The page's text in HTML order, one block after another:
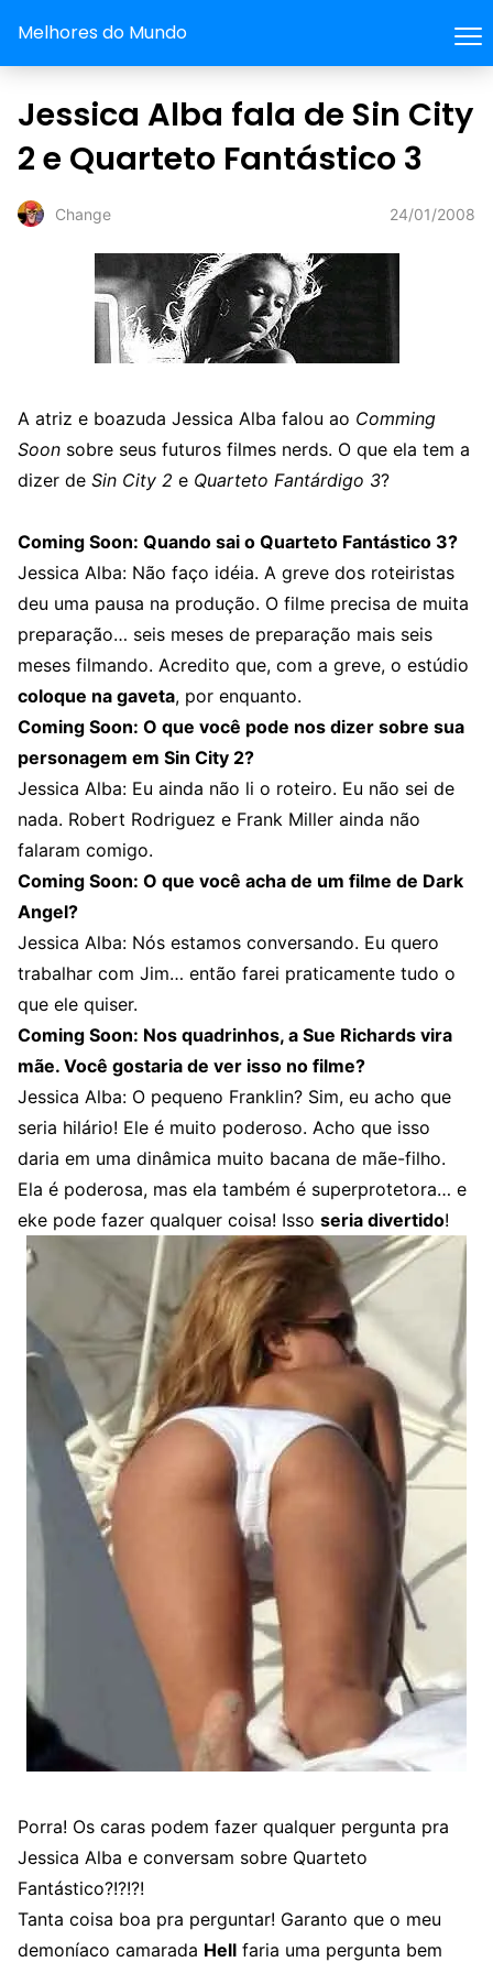
Melhores do Mundo
Jessica Alba fala de Sin City
2 e Quarteto Fantástico 3
Change 24/01/2008
A atriz e boazuda Jessica Alba falou ao Comming
Soon sobre seus futuros filmes nerds. O que ela tem a
dizer de Sin City 2 e Quarteto Fantárdigo 3?
Coming Soon: Quando sai o Quarteto Fantástico 3?
Jessica Alba: Não faço idéia. A greve dos roteiristas
deu uma pausa na produção. O filme precisa de muita
preparação… seis meses de preparação mais seis
meses filmando. Acredito que, com a greve, o estúdio
coloque na gaveta, por enquanto.
Coming Soon: O que você pode nos dizer sobre sua
personagem em Sin City 2?
Jessica Alba: Eu ainda não li o roteiro. Eu não sei de
nada. Robert Rodriguez e Frank Miller ainda não
falaram comigo.
Coming Soon: O que você acha de um filme de Dark
Angel?
Jessica Alba: Nós estamos conversando. Eu quero
trabalhar com Jim… então farei praticamente tudo o
que ele quiser.
Coming Soon: Nos quadrinhos, a Sue Richards vira
mãe. Você gostaria de ver isso no filme?
Jessica Alba: O pequeno Franklin? Sim, eu acho que
seria hilário! Ele é muito poderoso. Acho que isso
daria em uma dinâmica muito bacana de mãe-filho.
Ela é poderosa, mas ela também é superprotetora… e
eke pode fazer qualquer coisa! Isso seria divertido!
Porra! Os caras podem fazer qualquer pergunta pra
Jessica Alba e conversam sobre Quarteto
Fantástico?!?!?!
Tanta coisa boa pra perguntar! Garanto que o meu
demoníaco camarada Hell faria uma pergunta bem